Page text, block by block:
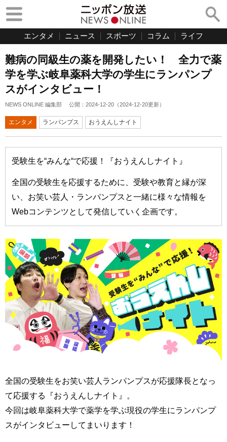
エンタメ ニュース スポーツ コラム ライフ
難病の同級生の薬を開発したい！ 全力で薬
学を学ぶ岐阜薬科大学の学生にランパンプ
スがインタビュー！
NEWS ONLINE 編集部 公開： 2024-12-20 （2024-12-20更新）
エンタメ ランパンプス おうえんしナイト
受験生を“みんな“で応援！『おうえんしナイト』
全国の受験生を応援するために、受験や教育と縁が深
い、お笑い芸人・ランパンプスと一緒に様々な情報を
Webコンテンツとして発信していく企画です。
全国の受験生をお笑い芸人ランパンプスが応援隊長となっ
て応援する『おうえんしナイト』。
今回は岐阜薬科大学で薬学を学ぶ現役の学生にランパンプ
スがインタビューしてまいります！